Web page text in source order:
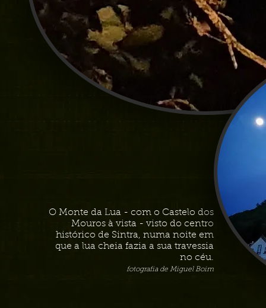
O Monte da Lua - com o Castelo dos
Mouros à vista - visto do centro
histórico de Sintra, numa noite em
que a lua cheia fazia a sua travessia
no céu.
fotografia de Miguel Boim